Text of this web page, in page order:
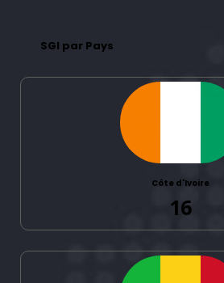
SGI par Pays
Côte d'Ivoire
16